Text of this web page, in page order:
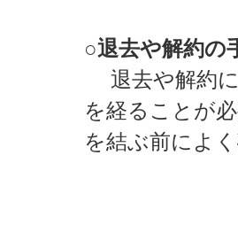
○退去や解約の
退去や解約に
を経ることが
を結ぶ前によ